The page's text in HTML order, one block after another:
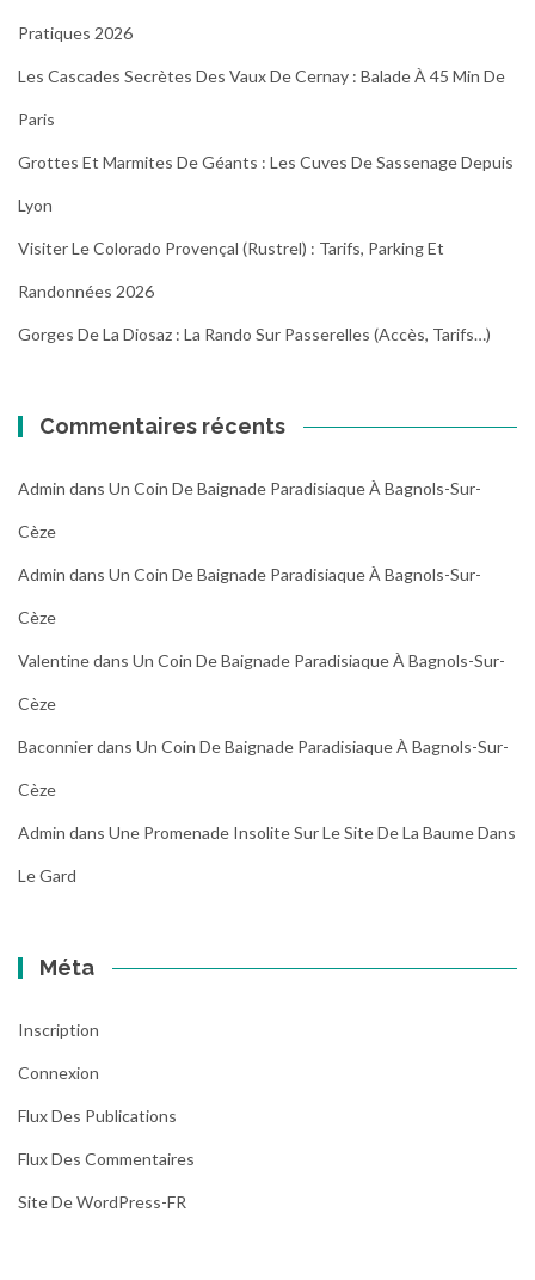
Pratiques 2026
Les Cascades Secrètes Des Vaux De Cernay : Balade À 45 Min De
Paris
Grottes Et Marmites De Géants : Les Cuves De Sassenage Depuis
Lyon
Visiter Le Colorado Provençal (Rustrel) : Tarifs, Parking Et
Randonnées 2026
Gorges De La Diosaz : La Rando Sur Passerelles (Accès, Tarifs…)
Commentaires récents
Admin dans Un Coin De Baignade Paradisiaque À Bagnols-Sur-
Cèze
Admin dans Un Coin De Baignade Paradisiaque À Bagnols-Sur-
Cèze
Valentinedans Un Coin De Baignade Paradisiaque À Bagnols-Sur-
Cèze
Baconnierdans Un Coin De Baignade Paradisiaque À Bagnols-Sur-
Cèze
Admin dans Une Promenade Insolite Sur Le Site De La Baume Dans
Le Gard
Méta
Inscription
Connexion
Flux Des Publications
Flux Des Commentaires
Site De WordPress-FR